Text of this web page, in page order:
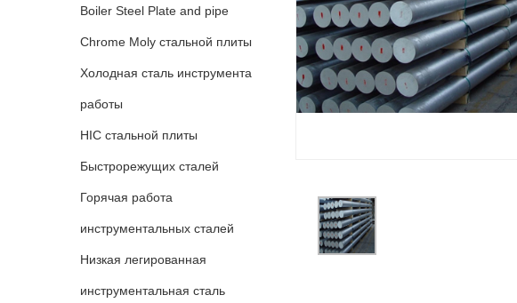
Boiler Steel Plate and pipe
Chrome Moly стальной плиты
Холодная сталь инструмента
работы
HIC стальной плиты
Быстрорежущих сталей
Горячая работа
инструментальных сталей
Низкая легированная
инструментальная сталь